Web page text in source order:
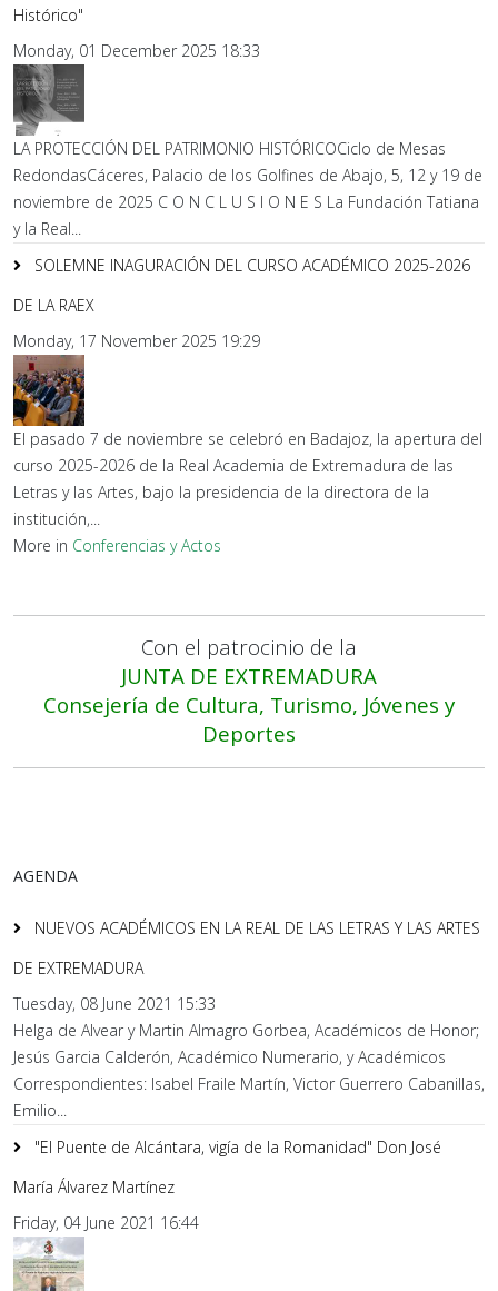
Histórico"
Monday, 01 December 2025 18:33
LA PROTECCIÓN DEL PATRIMONIO HISTÓRICOCiclo de Mesas
RedondasCáceres, Palacio de los Golfines de Abajo, 5, 12 y 19 de
noviembre de 2025 C O N C L U S I O N E S La Fundación Tatiana
y la Real...
SOLEMNE INAGURACIÓN DEL CURSO ACADÉMICO 2025-2026
DE LA RAEX
Monday, 17 November 2025 19:29
El pasado 7 de noviembre se celebró en Badajoz, la apertura del
curso 2025-2026 de la Real Academia de Extremadura de las
Letras y las Artes, bajo la presidencia de la directora de la
institución,...
More in Conferencias y Actos
Con el patrocinio de la
JUNTA DE EXTREMADURA
Consejería de Cultura, Turismo, Jóvenes y
Deportes
AGENDA
NUEVOS ACADÉMICOS EN LA REAL DE LAS LETRAS Y LAS ARTES
DE EXTREMADURA
Tuesday, 08 June 2021 15:33
Helga de Alvear y Martin Almagro Gorbea, Académicos de Honor;
Jesús Garcia Calderón, Académico Numerario, y Académicos
Correspondientes: Isabel Fraile Martín, Victor Guerrero Cabanillas,
Emilio...
"El Puente de Alcántara, vigía de la Romanidad" Don José
María Álvarez Martínez
Friday, 04 June 2021 16:44